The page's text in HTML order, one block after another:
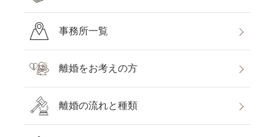
事務所一覧
離婚をお考えの方
離婚の流れと種類